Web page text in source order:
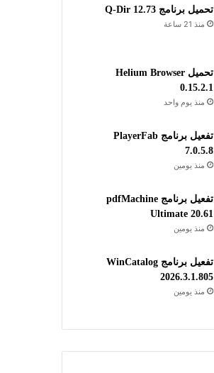
تحميل برنامج Q-Dir 12.73
منذ 21 ساعة
تحميل Helium Browser
0.15.2.1
منذ يوم واحد
تفعيل برنامج PlayerFab
7.0.5.8
منذ يومين
تفعيل برنامج pdfMachine
Ultimate 20.61
منذ يومين
تفعيل برنامج WinCatalog
2026.3.1.805
منذ يومين